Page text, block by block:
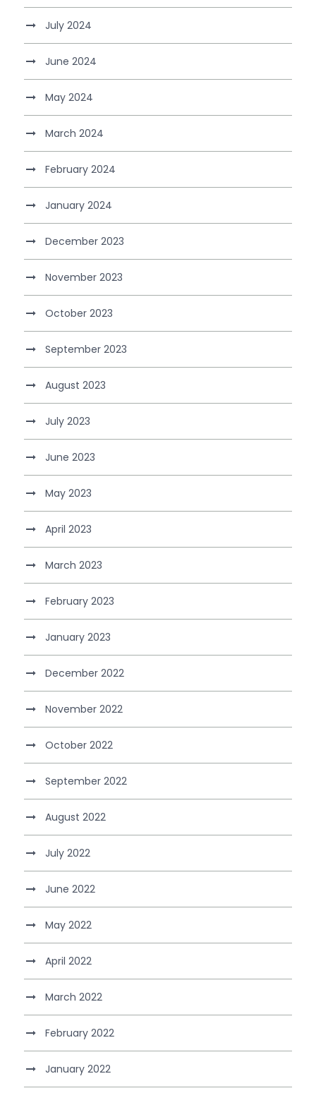
July 2024
June 2024
May 2024
March 2024
February 2024
January 2024
December 2023
November 2023
October 2023
September 2023
August 2023
July 2023
June 2023
May 2023
April 2023
March 2023
February 2023
January 2023
December 2022
November 2022
October 2022
September 2022
August 2022
July 2022
June 2022
May 2022
April 2022
March 2022
February 2022
January 2022